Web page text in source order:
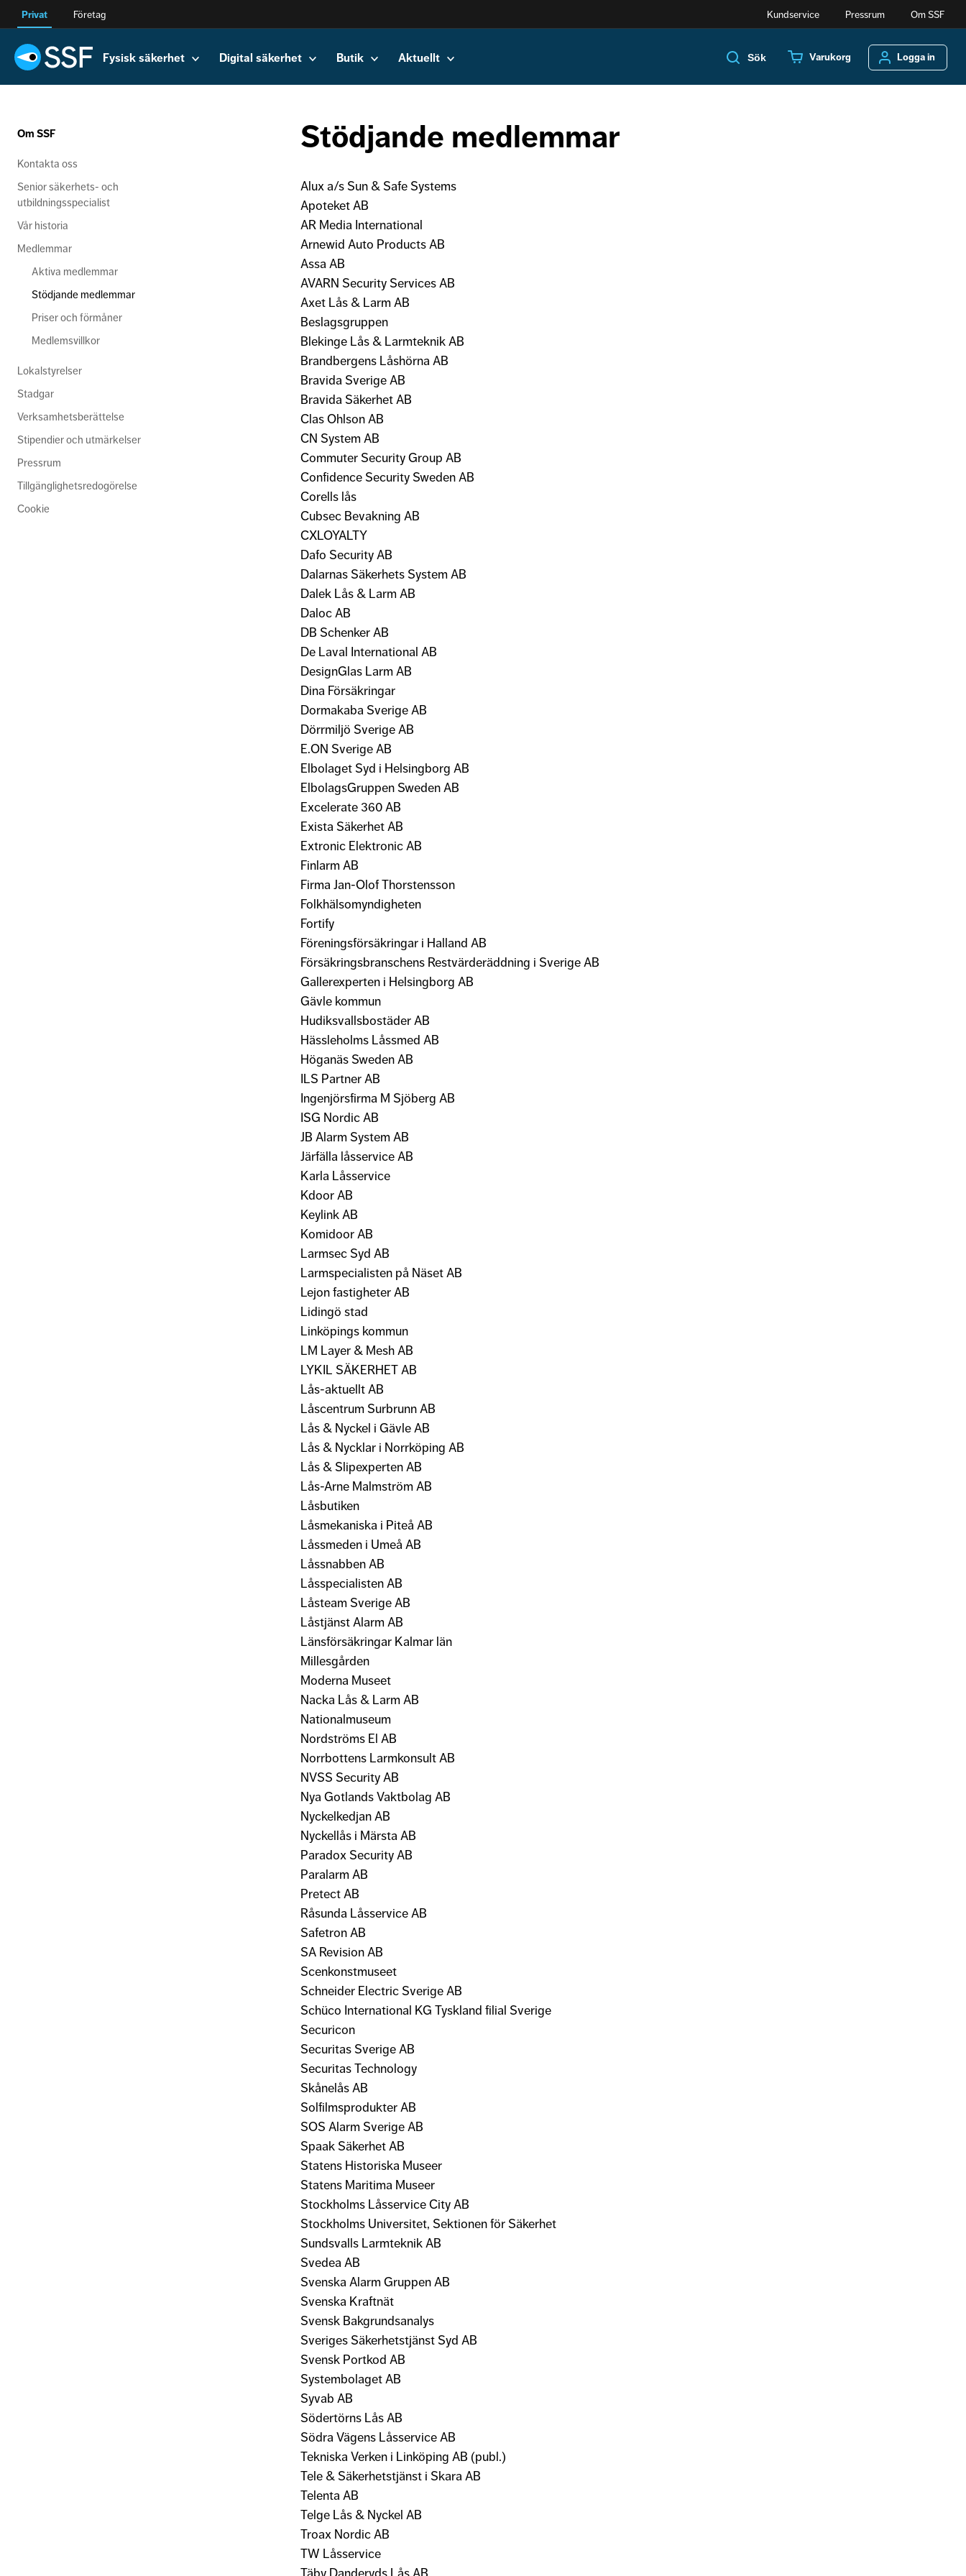
Privat Företag Kundservice Pressrum Om SSF
Fysisk säkerhet Digital säkerhet Butik Aktuellt Sök Varukorg Logga in
Om SSF
Kontakta oss
Senior säkerhets- och
utbildningsspecialist
Vår historia
Medlemmar
Aktiva medlemmar
Stödjande medlemmar
Priser och förmåner
Medlemsvillkor
Lokalstyrelser
Stadgar
Verksamhetsberättelse
Stipendier och utmärkelser
Pressrum
Tillgänglighetsredogörelse
Cookie
Stödjande medlemmar
Alux a/s Sun & Safe Systems
Apoteket AB
AR Media International
Arnewid Auto Products AB
Assa AB
AVARN Security Services AB
Axet Lås & Larm AB
Beslagsgruppen
Blekinge Lås & Larmteknik AB
Brandbergens Låshörna AB
Bravida Sverige AB
Bravida Säkerhet AB
Clas Ohlson AB
CN System AB
Commuter Security Group AB
Confidence Security Sweden AB
Corells lås
Cubsec Bevakning AB
CXLOYALTY
Dafo Security AB
Dalarnas Säkerhets System AB
Dalek Lås & Larm AB
Daloc AB
DB Schenker AB
De Laval International AB
DesignGlas Larm AB
Dina Försäkringar
Dormakaba Sverige AB
Dörrmiljö Sverige AB
E.ON Sverige AB
Elbolaget Syd i Helsingborg AB
ElbolagsGruppen Sweden AB
Excelerate 360 AB
Exista Säkerhet AB
Extronic Elektronic AB
Finlarm AB
Firma Jan-Olof Thorstensson
Folkhälsomyndigheten
Fortify
Föreningsförsäkringar i Halland AB
Försäkringsbranschens Restvärderäddning i Sverige AB
Gallerexperten i Helsingborg AB
Gävle kommun
Hudiksvallsbostäder AB
Hässleholms Låssmed AB
Höganäs Sweden AB
ILS Partner AB
Ingenjörsfirma M Sjöberg AB
ISG Nordic AB
JB Alarm System AB
Järfälla låsservice AB
Karla Låsservice
Kdoor AB
Keylink AB
Komidoor AB
Larmsec Syd AB
Larmspecialisten på Näset AB
Lejon fastigheter AB
Lidingö stad
Linköpings kommun
LM Layer & Mesh AB
LYKIL SÄKERHET AB
Lås-aktuellt AB
Låscentrum Surbrunn AB
Lås & Nyckel i Gävle AB
Lås & Nycklar i Norrköping AB
Lås & Slipexperten AB
Lås-Arne Malmström AB
Låsbutiken
Låsmekaniska i Piteå AB
Låssmeden i Umeå AB
Låssnabben AB
Låsspecialisten AB
Låsteam Sverige AB
Låstjänst Alarm AB
Länsförsäkringar Kalmar län
Millesgården
Moderna Museet
Nacka Lås & Larm AB
Nationalmuseum
Nordströms El AB
Norrbottens Larmkonsult AB
NVSS Security AB
Nya Gotlands Vaktbolag AB
Nyckelkedjan AB
Nyckellås i Märsta AB
Paradox Security AB
Paralarm AB
Pretect AB
Råsunda Låsservice AB
Safetron AB
SA Revision AB
Scenkonstmuseet
Schneider Electric Sverige AB
Schüco International KG Tyskland filial Sverige
Securicon
Securitas Sverige AB
Securitas Technology
Skånelås AB
Solfilmsprodukter AB
SOS Alarm Sverige AB
Spaak Säkerhet AB
Statens Historiska Museer
Statens Maritima Museer
Stockholms Låsservice City AB
Stockholms Universitet, Sektionen för Säkerhet
Sundsvalls Larmteknik AB
Svedea AB
Svenska Alarm Gruppen AB
Svenska Kraftnät
Svensk Bakgrundsanalys
Sveriges Säkerhetstjänst Syd AB
Svensk Portkod AB
Systembolaget AB
Syvab AB
Södertörns Lås AB
Södra Vägens Låsservice AB
Tekniska Verken i Linköping AB (publ.)
Tele & Säkerhetstjänst i Skara AB
Telenta AB
Telge Lås & Nyckel AB
Troax Nordic AB
TW Låsservice